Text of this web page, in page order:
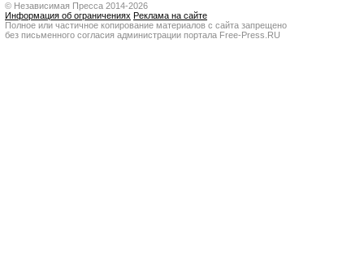
© Независимая Пресса 2014-2026
Информация об ограничениях Реклама на сайте
Полное или частичное копирование материалов с сайта запрещено
без письменного согласия администрации портала Free-Press.RU